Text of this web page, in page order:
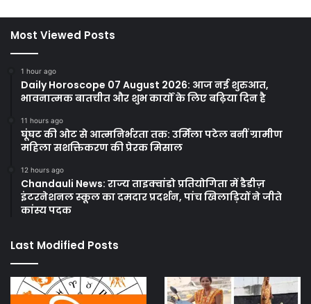
Most Viewed Posts
1 hour ago
Daily Horoscope 07 August 2026: आज नई शुरुआत,
भावनात्मक बातचीत और शुभ कार्यों के लिए बढ़िया दिन है
11 hours ago
घूंघट की ओट से आत्मनिर्भरता तक: उर्मिला पटेल बनीं ग्रामीण
महिला सशक्तिकरण की प्रेरक मिसाल
12 hours ago
Chandauli News: राज्य ताइक्वांडो प्रतियोगिता में डैडीज़
इंटरनेशनल स्कूल का दमदार प्रदर्शन, पांच खिलाड़ियों ने जीते
कांस्य पदक
Last Modified Posts